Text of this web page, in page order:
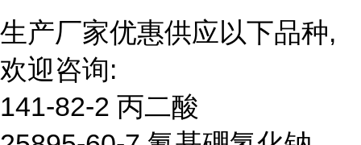
生产厂家优惠供应以下品种,
欢迎咨询:
141-82-2 丙二酸